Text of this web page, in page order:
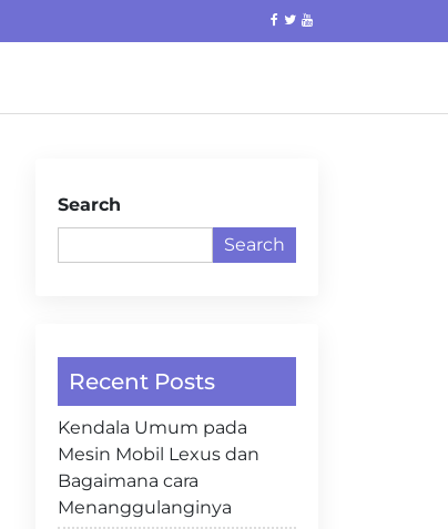
Search
Search
Recent Posts
Kendala Umum pada
Mesin Mobil Lexus dan
Bagaimana cara
Menanggulanginya